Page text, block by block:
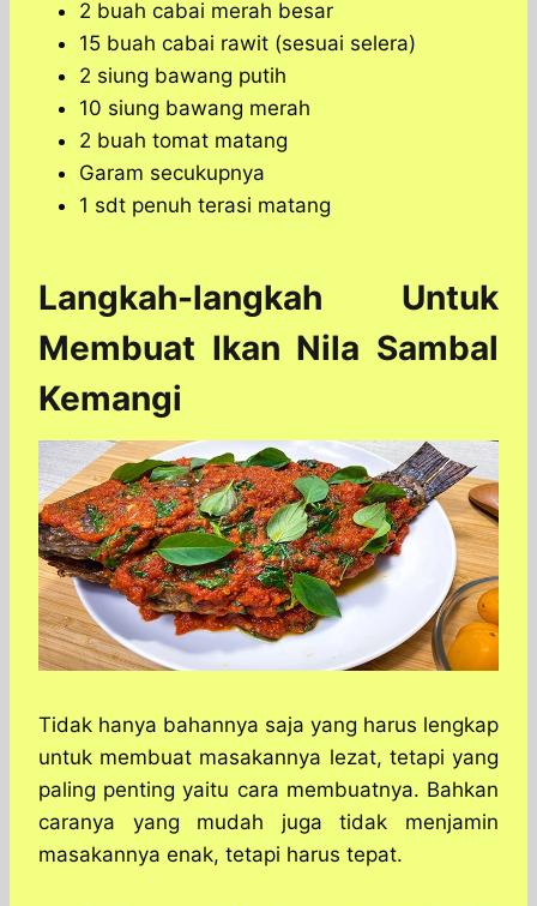
2 buah cabai merah besar
15 buah cabai rawit (sesuai selera)
2 siung bawang putih
10 siung bawang merah
2 buah tomat matang
Garam secukupnya
1 sdt penuh terasi matang
Langkah-langkah Untuk
Membuat Ikan Nila Sambal
Kemangi
Tidak hanya bahannya saja yang harus lengkap
untuk membuat masakannya lezat, tetapi yang
paling penting yaitu cara membuatnya. Bahkan
caranya yang mudah juga tidak menjamin
masakannya enak, tetapi harus tepat.